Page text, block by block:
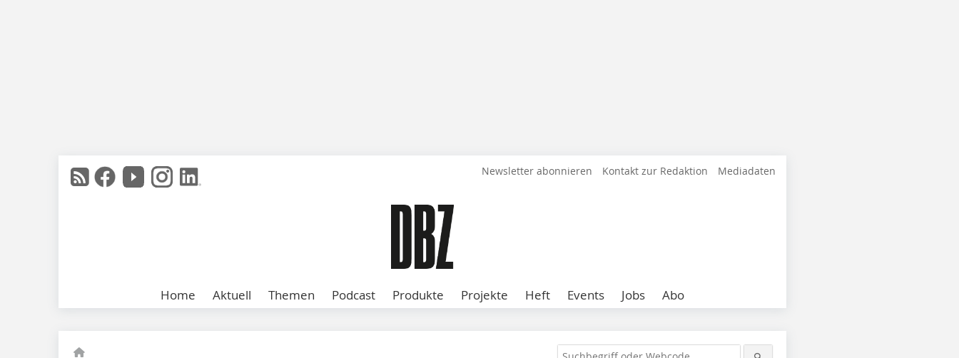
Newsletter abonnieren Kontakt zur Redaktion Mediadaten
Home Aktuell Themen Podcast Produkte Projekte Heft Events Jobs Abo